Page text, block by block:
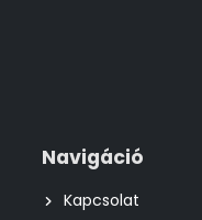
Navigáció
Kapcsolat